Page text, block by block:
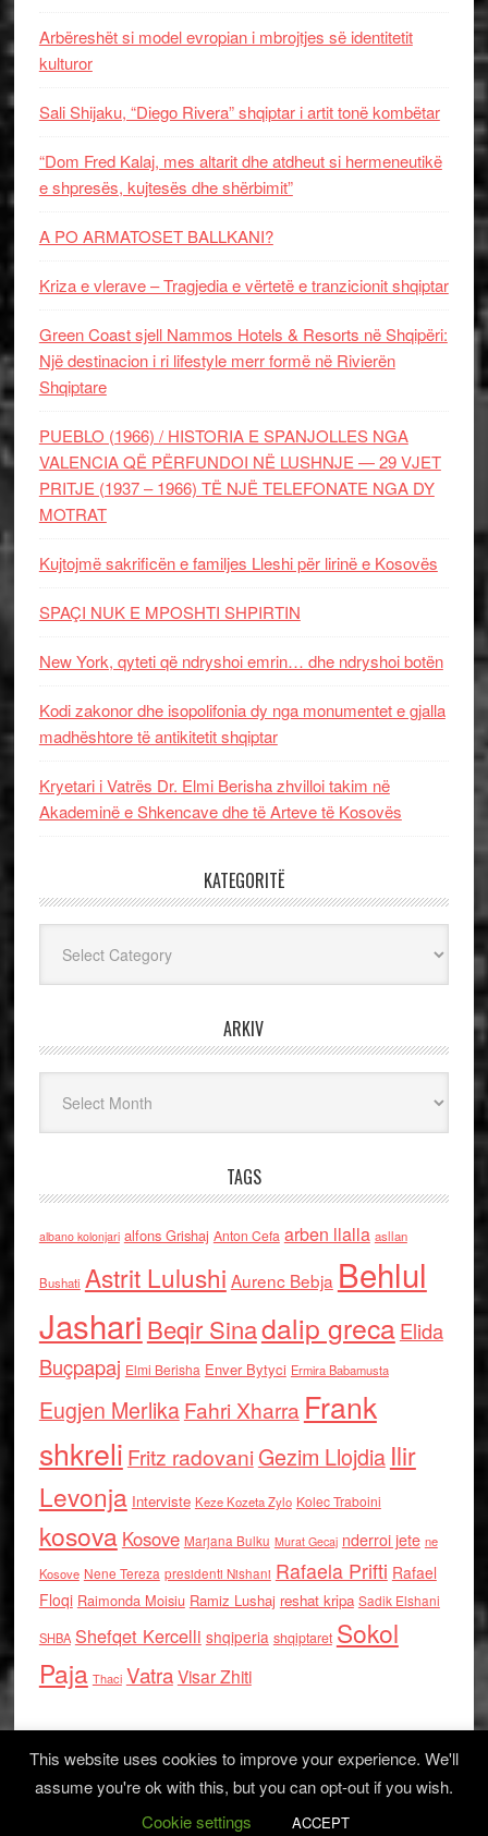
Arbëreshët si model evropian i mbrojtjes së identitetit
kulturor
Sali Shijaku, “Diego Rivera” shqiptar i artit tonë kombëtar
“Dom Fred Kalaj, mes altarit dhe atdheut si hermeneutikë
e shpresës, kujtesës dhe shërbimit”
A PO ARMATOSET BALLKANI?
Kriza e vlerave – Tragjedia e vërtetë e tranzicionit shqiptar
Green Coast sjell Nammos Hotels & Resorts në Shqipëri:
Një destinacion i ri lifestyle merr formë në Rivierën
Shqiptare
PUEBLO (1966) / HISTORIA E SPANJOLLES NGA
VALENCIA QË PËRFUNDOI NË LUSHNJE — 29 VJET
PRITJE (1937 – 1966) TË NJË TELEFONATE NGA DY
MOTRAT
Kujtojmë sakrificën e familjes Lleshi për lirinë e Kosovës
SPAÇI NUK E MPOSHTI SHPIRTIN
New York, qyteti që ndryshoi emrin… dhe ndryshoi botën
Kodi zakonor dhe isopolifonia dy nga monumentet e gjalla
madhështore të antikitetit shqiptar
Kryetari i Vatrës Dr. Elmi Berisha zhvilloi takim në
Akademinë e Shkencave dhe të Arteve të Kosovës
KATEGORITË
ARKIV
TAGS
albano kolonjari alfons Grishaj Anton Cefa arben llalla asllan
Bushati Astrit Lulushi Aurenc Bebja Behlul
Jashari Beqir Sinadalip grecaElida
Buçpapaj Elmi Berisha Enver Bytyci Ermira Babamusta
Eugjen MerlikaFahri Xharra Frank
shkreli Fritz radovaniGezim Llojdia Ilir
Levonja Interviste Keze Kozeta Zylo Kolec Traboini
kosova Kosove Marjana Bulku Murat Gecaj nderroi jete ne
Kosove Nene Tereza presidenti Nishani Rafaela Prifti Rafael
Floqi Raimonda Moisiu Ramiz Lushaj reshat kripa Sadik Elshani
SHBA Shefqet Kercelli shqiperia shqiptaret Sokol
Paja Thaci VatraVisar Zhiti
Log in
This website uses cookies to improve your experience. We'll
assume you're ok with this, but you can opt-out if you wish.
Cookie settings
ACCEPT